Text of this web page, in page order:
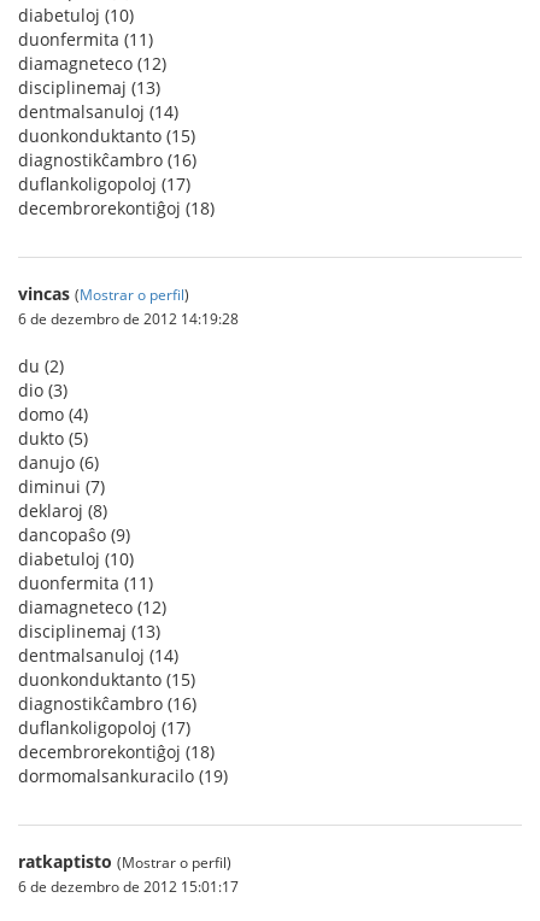
diabetuloj (10)
duonfermita (11)
diamagneteco (12)
disciplinemaj (13)
dentmalsanuloj (14)
duonkonduktanto (15)
diagnostikĉambro (16)
duflankoligopoloj (17)
decembrorekontiĝoj (18)
vincas (Mostrar o perfil)
6 de dezembro de 2012 14:19:28
du (2)
dio (3)
domo (4)
dukto (5)
danujo (6)
diminui (7)
deklaroj (8)
dancopaŝo (9)
diabetuloj (10)
duonfermita (11)
diamagneteco (12)
disciplinemaj (13)
dentmalsanuloj (14)
duonkonduktanto (15)
diagnostikĉambro (16)
duflankoligopoloj (17)
decembrorekontiĝoj (18)
dormomalsankuracilo (19)
ratkaptisto (Mostrar o perfil)
6 de dezembro de 2012 15:01:17